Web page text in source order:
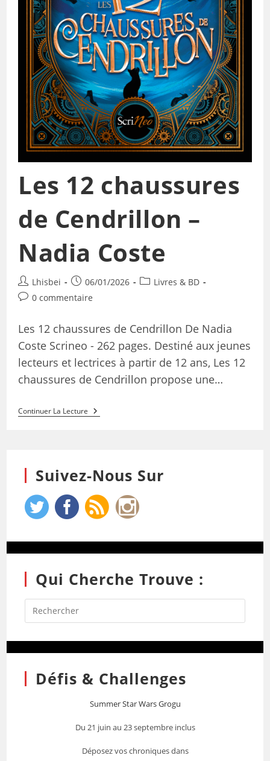
Les 12 chaussures
de Cendrillon –
Nadia Coste
Lhisbei 06/01/2026
Livres & BD
0 commentaire
Les 12 chaussures de Cendrillon De Nadia
Coste Scrineo - 262 pages. Destiné aux jeunes
lecteurs et lectrices à partir de 12 ans, Les 12
chaussures de Cendrillon propose une…
Continuer La Lecture
Suivez-Nous Sur
Qui Cherche Trouve :
Défis & Challenges
Summer Star Wars Grogu
Du 21 juin au 23 septembre inclus
Déposez vos chroniques dans